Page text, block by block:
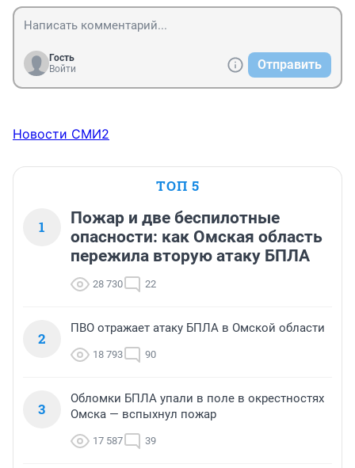
Гость
Войти
Отправить
Новости СМИ2
ТОП 5
1
Пожар и две беспилотные
опасности: как Омская область
пережила вторую атаку БПЛА
28 730 22
2
ПВО отражает атаку БПЛА в Омской области
18 793 90
3
Обломки БПЛА упали в поле в окрестностях
Омска — вспыхнул пожар
17 587 39